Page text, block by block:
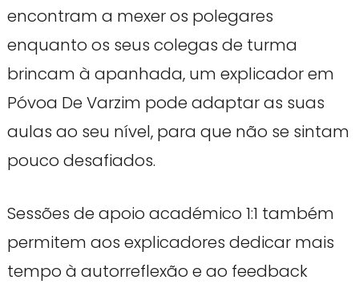
encontram a mexer os polegares
enquanto os seus colegas de turma
brincam à apanhada, um explicador em
Póvoa De Varzim pode adaptar as suas
aulas ao seu nível, para que não se sintam
pouco desafiados.
Sessões de apoio académico 1:1 também
permitem aos explicadores dedicar mais
tempo à autorreflexão e ao feedback